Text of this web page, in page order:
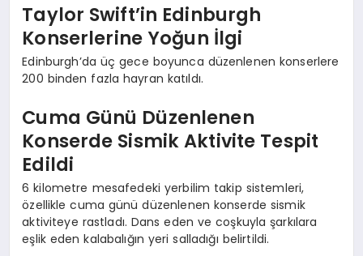
Taylor Swift’in Edinburgh
Konserlerine Yoğun İlgi
Edinburgh’da üç gece boyunca düzenlenen konserlere
200 binden fazla hayran katıldı.
Cuma Günü Düzenlenen
Konserde Sismik Aktivite Tespit
Edildi
6 kilometre mesafedeki yerbilim takip sistemleri,
özellikle cuma günü düzenlenen konserde sismik
aktiviteye rastladı. Dans eden ve coşkuyla şarkılara
eşlik eden kalabalığın yeri salladığı belirtildi.